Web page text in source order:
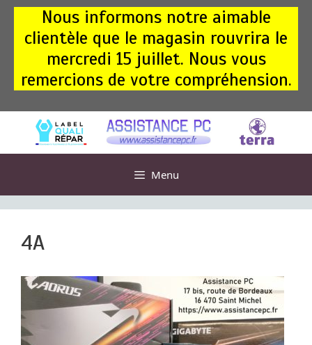
Aller
contenu
Nous informons notre aimable
clientèle que le magasin rouvrira le
mercredi 15 juillet. Nous vous
remercions de votre compréhension.
Menu
4A